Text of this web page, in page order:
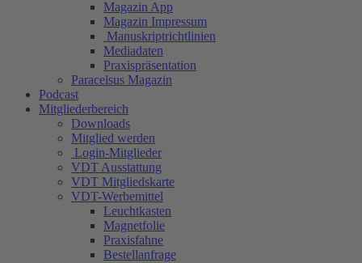
Magazin App
Magazin Impressum
Manuskriptrichtlinien
Mediadaten
Praxispräsentation
Paracelsus Magazin
Podcast
Mitgliederbereich
Downloads
Mitglied werden
Login-Mitglieder
VDT Ausstattung
VDT Mitgliedskarte
VDT-Werbemittel
Leuchtkasten
Magnetfolie
Praxisfahne
Bestellanfrage